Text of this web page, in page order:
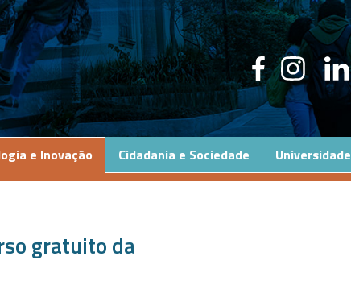
e Inovação Cidadania e Sociedade Universidade
gratuito da